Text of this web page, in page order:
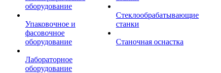
оборудование
Упаковочное и
фасовочное
оборудование
Лабораторное
оборудование
Стеклообрабатывающие
станки
Станочная оснастка